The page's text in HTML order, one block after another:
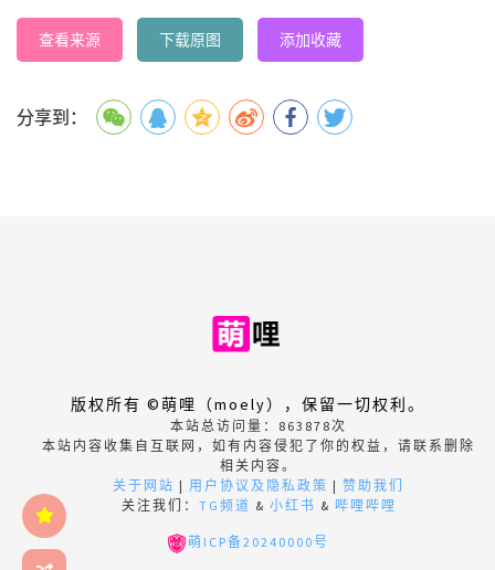
查看来源 下载原图 添加收藏
分享到：
版权所有 ©萌哩（moely），保留一切权利。
本站总访问量： 863878次
本站内容收集自互联网，如有内容侵犯了你的权益，请联系删除
相关内容。
关于网站 | 用户协议及隐私政策 | 赞助我们
关注我们： TG频道 & 小红书 & 哔哩哔哩
萌ICP备20240000号